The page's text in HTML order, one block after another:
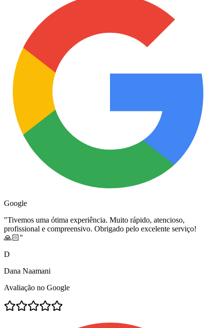
Google
"Tivemos uma ótima experiência. Muito rápido, atencioso,
profissional e compreensivo. Obrigado pelo excelente serviço!
🙏🏻"
D
Dana Naamani
Avaliação no Google